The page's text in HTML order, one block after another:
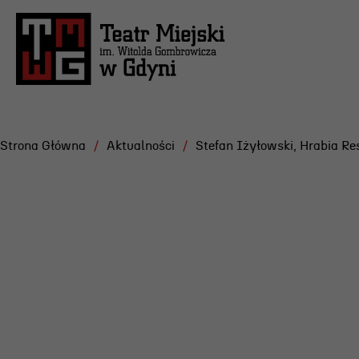
Strona Główna Aktualności Stefan Iżyłowski, Hrabia